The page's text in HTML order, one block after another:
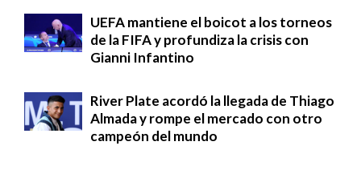
UEFA mantiene el boicot a los torneos
de la FIFA y profundiza la crisis con
Gianni Infantino
River Plate acordó la llegada de Thiago
Almada y rompe el mercado con otro
campeón del mundo